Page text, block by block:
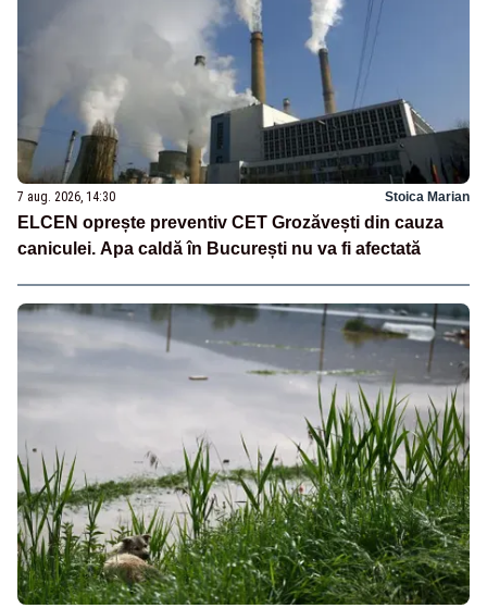
7 aug. 2026, 14:30 Stoica Marian
ELCEN oprește preventiv CET Grozăvești din cauza
caniculei. Apa caldă în București nu va fi afectată